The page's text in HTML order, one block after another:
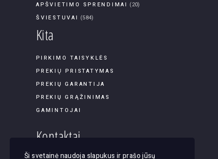
APŠVIETIMO SPRENDIMAI (20)
ŠVIESTUVAI (584)
Kita
PIRKIMO TAISYKLĖS
PREKIŲ PRISTATYMAS
PREKIŲ GARANTIJA
PREKIŲ GRĄŽINIMAS
GAMINTOJAI
Kontaktai
Ši svetainė naudoja slapukus ir prašo jūsų